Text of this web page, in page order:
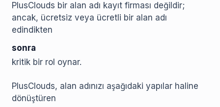
PlusClouds bir alan adı kayıt firması değildir;
ancak, ücretsiz veya ücretli bir alan adı
edindikten
sonra
kritik bir rol oynar.
PlusClouds, alan adınızı aşağıdaki yapılar haline
dönüştüren